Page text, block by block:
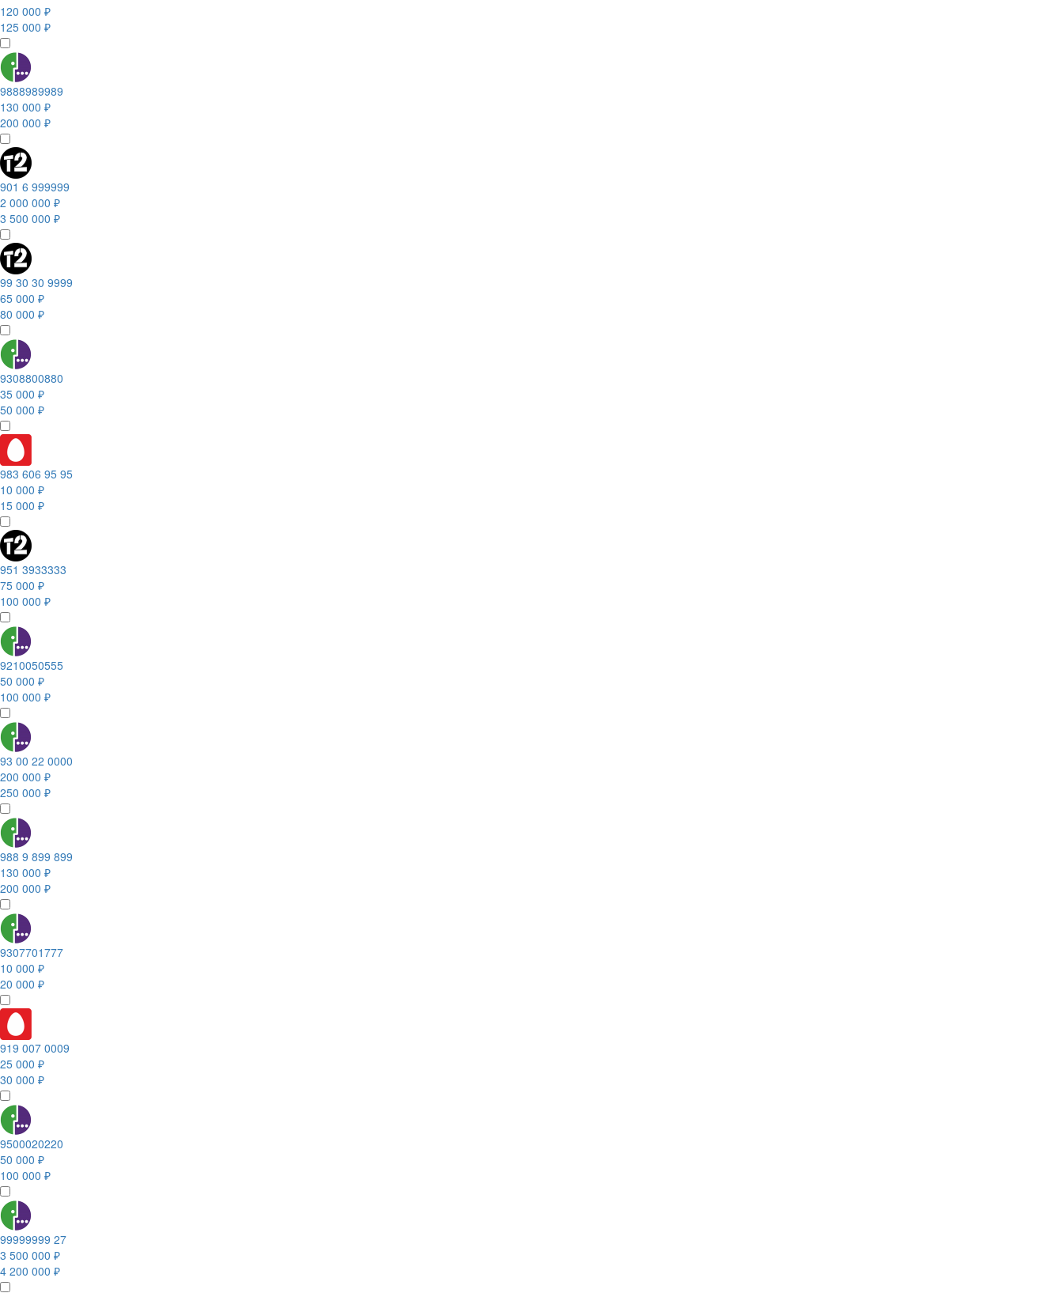
120 000 ₽
125 000 ₽
9888989989
130 000 ₽
200 000 ₽
901 6 999999
2 000 000 ₽
3 500 000 ₽
99 30 30 9999
65 000 ₽
80 000 ₽
9308800880
35 000 ₽
50 000 ₽
983 606 95 95
10 000 ₽
15 000 ₽
951 3933333
75 000 ₽
100 000 ₽
9210050555
50 000 ₽
100 000 ₽
93 00 22 0000
200 000 ₽
250 000 ₽
988 9 899 899
130 000 ₽
200 000 ₽
9307701777
10 000 ₽
20 000 ₽
919 007 0009
25 000 ₽
30 000 ₽
9500020220
50 000 ₽
100 000 ₽
99999999 27
3 500 000 ₽
4 200 000 ₽